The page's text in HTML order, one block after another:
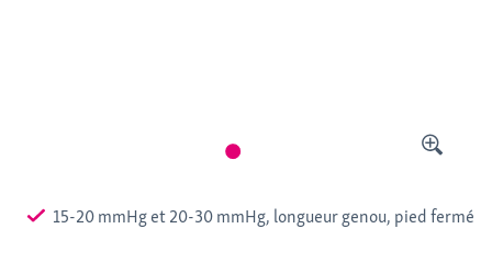
15-20 mmHg et 20-30 mmHg, longueur genou, pied fermé